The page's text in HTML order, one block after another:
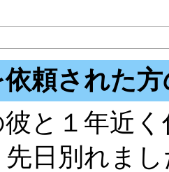
頼された
彼と１年近
先日別れま